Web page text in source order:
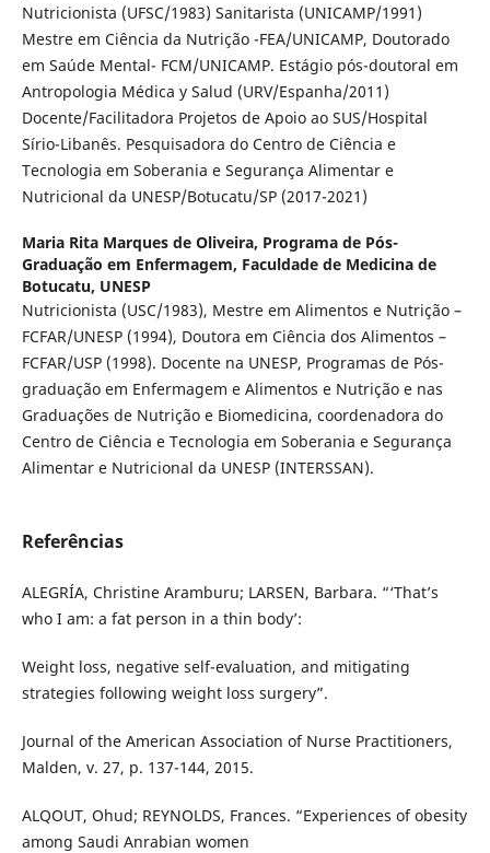
Nutricionista (UFSC/1983) Sanitarista (UNICAMP/1991)
Mestre em Ciência da Nutrição -FEA/UNICAMP, Doutorado
em Saúde Mental- FCM/UNICAMP. Estágio pós-doutoral em
Antropologia Médica y Salud (URV/Espanha/2011)
Docente/Facilitadora Projetos de Apoio ao SUS/Hospital
Sírio-Libanês. Pesquisadora do Centro de Ciência e
Tecnologia em Soberania e Segurança Alimentar e
Nutricional da UNESP/Botucatu/SP (2017-2021)
Maria Rita Marques de Oliveira, Programa de Pós-
Graduação em Enfermagem, Faculdade de Medicina de
Botucatu, UNESP
Nutricionista (USC/1983), Mestre em Alimentos e Nutrição –
FCFAR/UNESP (1994), Doutora em Ciência dos Alimentos –
FCFAR/USP (1998). Docente na UNESP, Programas de Pós-
graduação em Enfermagem e Alimentos e Nutrição e nas
Graduações de Nutrição e Biomedicina, coordenadora do
Centro de Ciência e Tecnologia em Soberania e Segurança
Alimentar e Nutricional da UNESP (INTERSSAN).
Referências
ALEGRÍA, Christine Aramburu; LARSEN, Barbara. “‘That’s
who I am: a fat person in a thin body’:
Weight loss, negative self-evaluation, and mitigating
strategies following weight loss surgery”.
Journal of the American Association of Nurse Practitioners,
Malden, v. 27, p. 137-144, 2015.
ALQOUT, Ohud; REYNOLDS, Frances. “Experiences of obesity
among Saudi Anrabian women